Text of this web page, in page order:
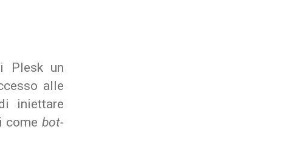
Plesk un
alle
iniettare
come bot-